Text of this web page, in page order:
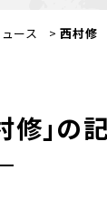
ース >西村修
修｣の